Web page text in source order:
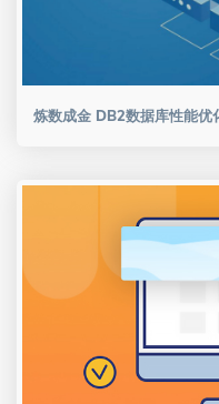
炼数成金 DB2数据库性能优